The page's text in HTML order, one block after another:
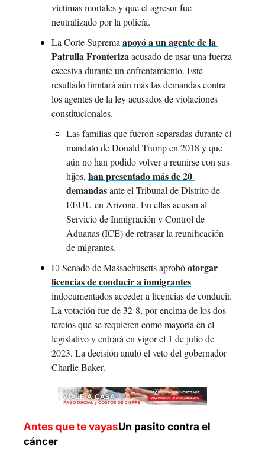
víctimas mortales y que el agresor fue
neutralizado por la policía.
La Corte Suprema apoyó a un agente de la
Patrulla Fronteriza acusado de usar una fuerza
excesiva durante un enfrentamiento. Este
resultado limitará aún más las demandas contra
los agentes de la ley acusados de violaciones
constitucionales.
Las familias que fueron separadas durante el
mandato de Donald Trump en 2018 y que
aún no han podido volver a reunirse con sus
hijos, han presentado más de 20
demandas ante el Tribunal de Distrito de
EEUU en Arizona. En ellas acusan al
Servicio de Inmigración y Control de
Aduanas (ICE) de retrasar la reunificación
de migrantes.
El Senado de Massachusetts aprobó otorgar
licencias de conducir a inmigrantes
indocumentados acceder a licencias de conducir.
La votación fue de 32-8, por encima de los dos
tercios que se requieren como mayoría en el
legislativo y entrará en vigor el 1 de julio de
2023. La decisión anuló el veto del gobernador
Charlie Baker.
Antes que te vayasUn pasito contra el
cáncer